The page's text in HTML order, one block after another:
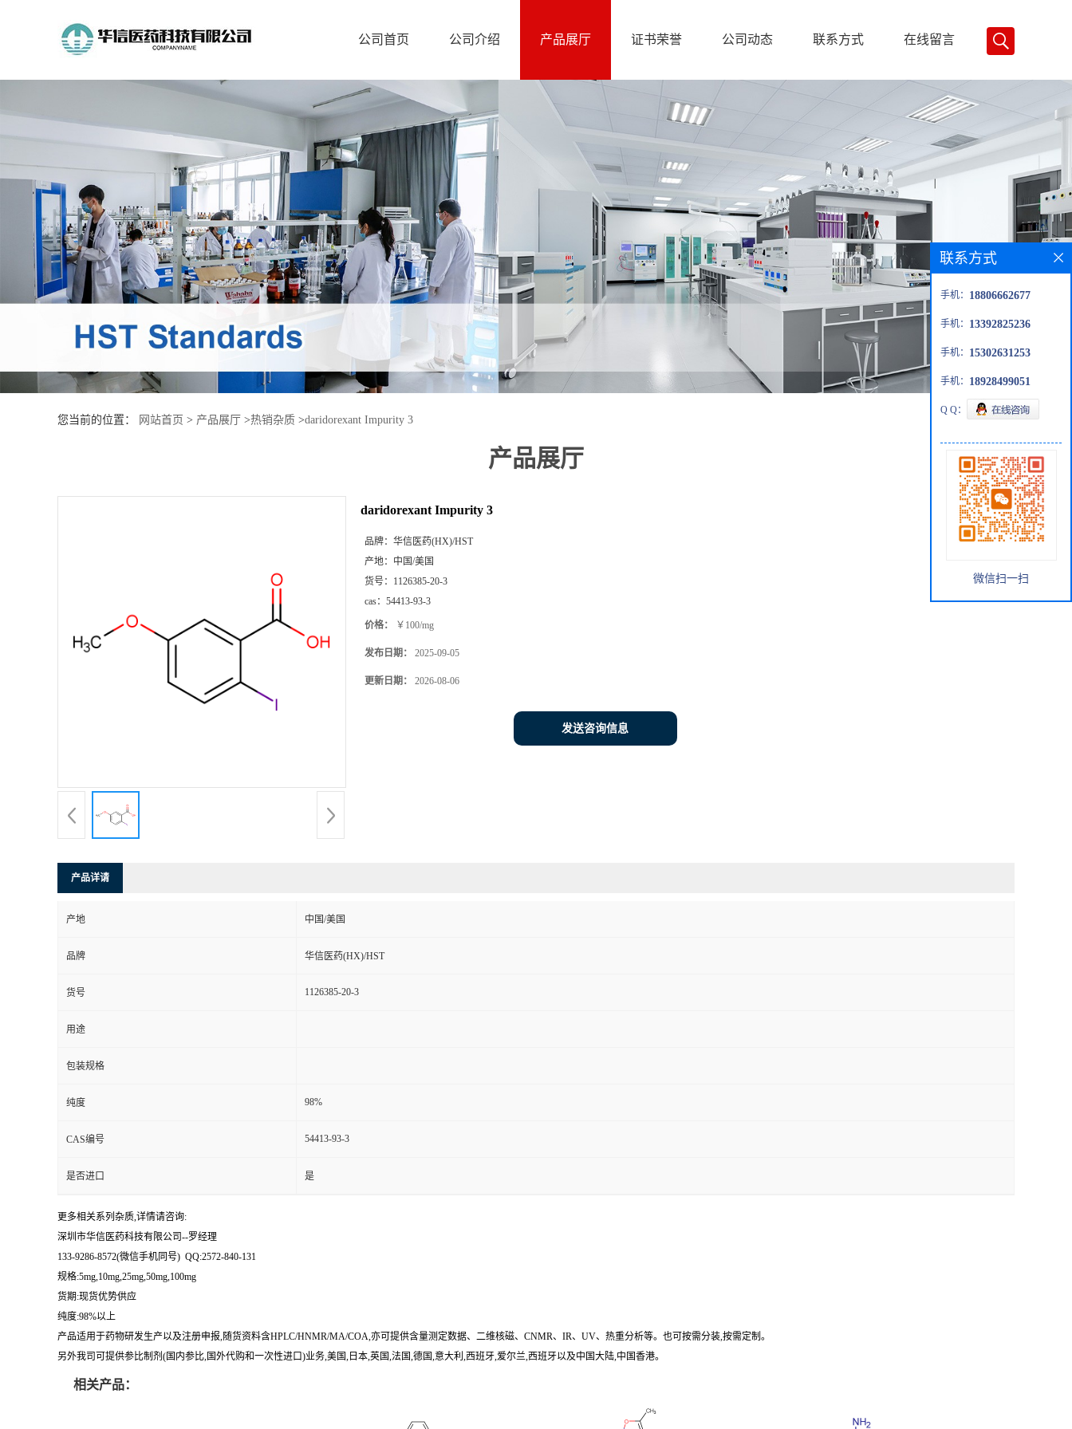
页
司
介
公司首页 公司介绍 产品展厅 证书荣誉 公司动态 联系方式 在线留言
您当前的位置： 网站首页 > 产品展厅 >热销杂质 >daridorexant Impurity 3
产品展厅
daridorexant Impurity 3
品牌： 华信医药(HX)/HST
产地： 中国/美国
货号： 1126385-20-3
cas： 54413-93-3
价格： ￥100/mg
发布日期： 2025-09-05
更新日期： 2026-08-06
发送咨询信息
产品详请
产地 中国/美国
品牌 华信医药(HX)/HST
货号 1126385-20-3
用途
包装规格
纯度 98%
CAS编号 54413-93-3
是否进口 是
更多相关系列杂质,详情请咨询:
深圳市华信医药科技有限公司--罗经理
133-9286-8572(微信手机同号) QQ:2572-840-131
规格:5mg,10mg,25mg,50mg,100mg
货期:现货优势供应
纯度:98%以上
产品适用于药物研发生产以及注册申报,随货资料含HPLC/HNMR/MA/COA,亦可提供含量测定数据、二维核磁、CNMR、IR、UV、热重分析等。也可按需分装,按需定制。
另外我司可提供参比制剂(国内参比,国外代购和一次性进口)业务,美国,日本,英国,法国,德国,意大利,西班牙,爱尔兰,西班牙以及中国大陆,中国香港。
相关产品：
联系方式
手机： 18806662677
手机： 13392825236
手机： 15302631253
手机： 18928499051
Q Q：
微信扫一扫